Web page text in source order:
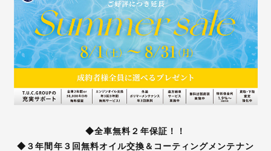
◆全車無料２年保証！！
◆３年間年３回無料オイル交換＆コーティングメンテナン